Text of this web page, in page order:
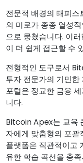
전문적 배경의 태피
의 미로가 종종 열성
으로 뭉쳤습니다. 이
이 더 쉽게 접근할 수
전형적인 도구로서
투자 전문가의 기민한
포털은 정교한 금융
니다.
Bitcoin Apex는 교육
자에게 맞춤형의 포괄
플랫폼은 직관적이고
유한 학습 곡선을 충